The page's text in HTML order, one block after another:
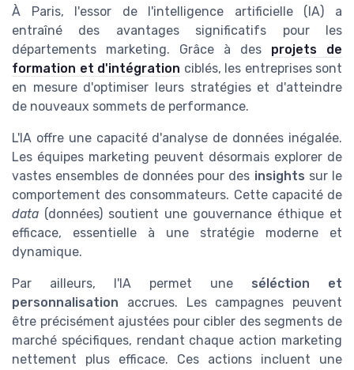
À Paris, l'essor de l'intelligence artificielle (IA) a
entraîné des avantages significatifs pour les
départements marketing. Grâce à des projets de
formation et d'intégration ciblés, les entreprises sont
en mesure d'optimiser leurs stratégies et d'atteindre
de nouveaux sommets de performance.
L'IA offre une capacité d'analyse de données inégalée.
Les équipes marketing peuvent désormais explorer de
vastes ensembles de données pour des insights sur le
comportement des consommateurs. Cette capacité de
data (données) soutient une gouvernance éthique et
efficace, essentielle à une stratégie moderne et
dynamique.
Par ailleurs, l'IA permet une séléction et
personnalisation accrues. Les campagnes peuvent
être précisément ajustées pour cibler des segments de
marché spécifiques, rendant chaque action marketing
nettement plus efficace. Ces actions incluent une